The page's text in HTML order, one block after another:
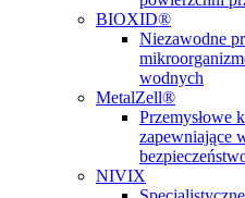
BIOXID®
Niezawodne
wodnych
MetalZell®
Przemysłowe
zapewniające
NIVIX